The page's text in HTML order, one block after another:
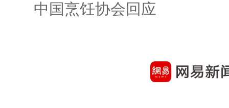
中国烹饪协会回应